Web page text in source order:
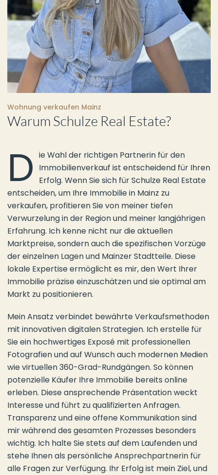
Wohnung verkaufen Mainz
Warum Schulze Real Estate?
D ie Wahl der richtigen Partnerin für den
Immobilienverkauf ist entscheidend für Ihren
Erfolg. Wenn Sie sich für Schulze Real Estate
entscheiden, um Ihre Immobilie in Mainz zu
verkaufen, profitieren Sie von meiner tiefen
Verwurzelung in der Region und meiner langjährigen
Erfahrung. Ich kenne nicht nur die aktuellen
Marktpreise, sondern auch die spezifischen Vorzüge
der einzelnen Lagen und Mainzer Stadtteile. Diese
lokale Expertise ermöglicht es mir, den Wert Ihrer
Immobilie präzise einzuschätzen und sie optimal am
Markt zu positionieren.
Mein Ansatz verbindet bewährte Verkaufsmethoden
mit innovativen digitalen Strategien. Ich erstelle für
Sie ein hochwertiges Exposé mit professionellen
Fotografien und auf Wunsch auch modernen Medien
wie virtuellen 360-Grad-Rundgängen. So können
potenzielle Käufer Ihre Immobilie bereits online
erleben. Diese ansprechende Präsentation weckt
Interesse und führt zu qualifizierten Anfragen.
Transparenz und eine offene Kommunikation sind
mir während des gesamten Prozesses besonders
wichtig. Ich halte Sie stets auf dem Laufenden und
stehe Ihnen als persönliche Ansprechpartnerin für
alle Fragen zur Verfügung. Ihr Erfolg ist mein Ziel, und